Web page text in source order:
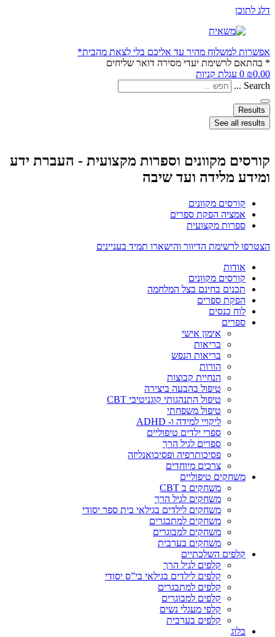
דלג לתוכן
אפשרות למשלוח מהיר עד אליכם בלי לצאת מהבית*
* בהתאם לרשימת יעדי מסירה דואר שליחים
₪0.00
0 עגלת קניות
Search ...
Results
See all results
קורסים מקוונים וספרות מקצועית - העברת ידע
ומידע מלידה ועד שיבה
קורסים מקוונים
אמציה הפקת ספרים
ספרות מקצועית
הצטרפו לרשימת הדיוור והישארו תמיד בעניינים
אודות
קורסים מקוונים
תכנים בחינם בצל המלחמה
הפקת ספרים
לוח כנסים
ספרים
אימון אישי
בריאות
בריאות הנפש
הורות
הנחיית קבוצות
טיפול בהבעה ביצירה
טיפול התנהגותי קוגניטיבי CBT
טיפול משפחתי
ליקויי למידה ו- ADHD
ספרי ילדים טיפוליים
ספרים לגיל הרך
פסיכותרפיה ופסיכואנליזה
צרכים מיוחדים
משחקים טיפוליים
משחקים ב CBT
משחקים לגיל הרך
משחקים לילדים בגילאי בית ספר יסודי
משחקים למתבגרים
משחקים למבוגרים
משחקים בערבית
קלפים השלכתיים
קלפים לגיל הרך
קלפים לילדים בגילאי בי”ס יסודי
קלפים למתבגרים
קלפים למבוגרים
קלפי מעגלי נשים
קלפים בערבית
בלוג